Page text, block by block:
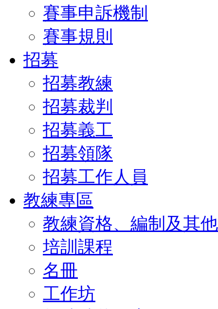
賽事申訴機制
賽事規則
招募
招募教練
招募裁判
招募義工
招募領隊
招募工作人員
教練專區
教練資格、編制及其
培訓課程
名冊
工作坊